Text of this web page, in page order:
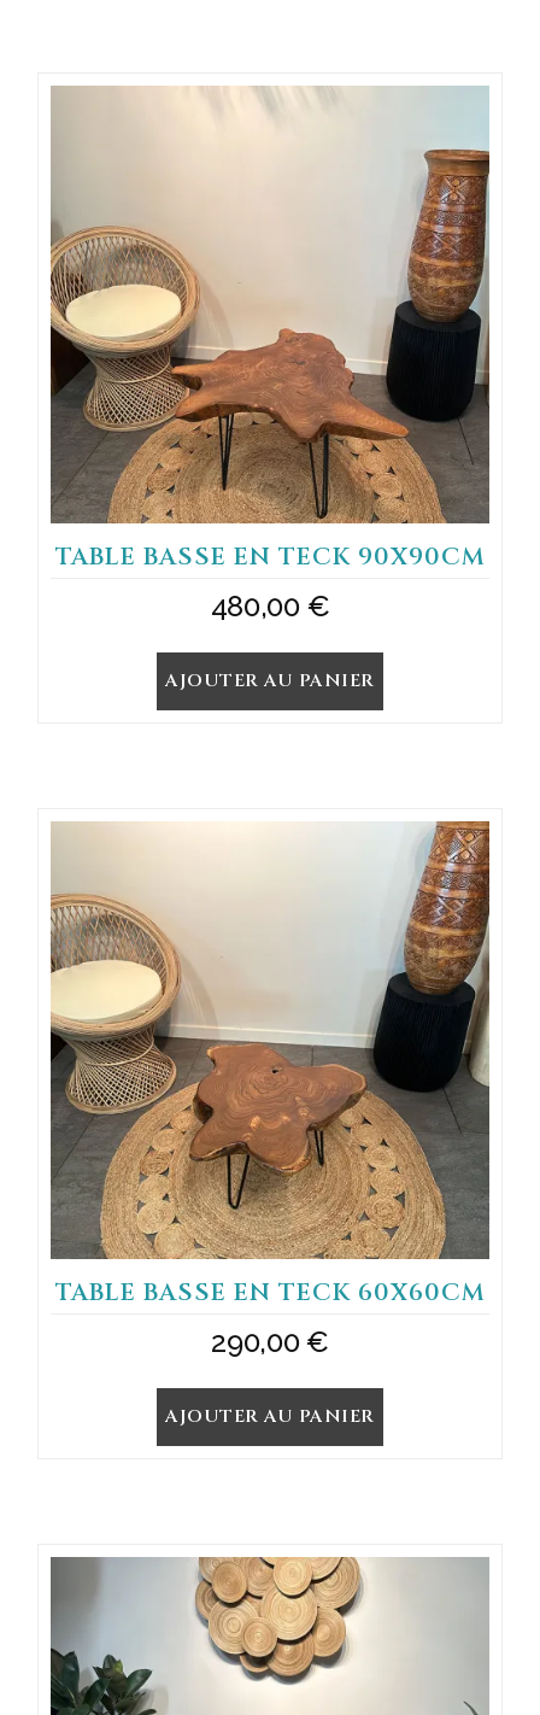
TABLE BASSE EN TECK 90X90CM
480,00 €
AJOUTER AU PANIER
TABLE BASSE EN TECK 60X60CM
290,00€
AJOUTER AU PANIER